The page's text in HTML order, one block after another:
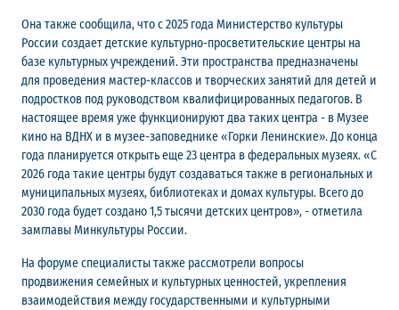
Она также сообщила, что с 2025 года Министерство культуры
России создает детские культурно-просветительские центры на
базе культурных учреждений. Эти пространства предназначены
для проведения мастер-классов и творческих занятий для детей и
подростков под руководством квалифицированных педагогов. В
настоящее время уже функционируют два таких центра - в Музее
кино на ВДНХ и в музее-заповеднике «Горки Ленинские». До конца
года планируется открыть еще 23 центра в федеральных музеях. «С
2026 года такие центры будут создаваться также в региональных и
муниципальных музеях, библиотеках и домах культуры. Всего до
2030 года будет создано 1,5 тысячи детских центров», - отметила
замглавы Минкультуры России.
На форуме специалисты также рассмотрели вопросы
продвижения семейных и культурных ценностей, укрепления
взаимодействия между государственными и культурными